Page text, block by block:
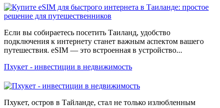
Если вы собираетесь посетить Таиланд, удобство
подключения к интернету станет важным аспектом вашего
путешествия. eSIM — это встроенная в устройство...
Пхукет - инвестиции в недвижимость
Пхукет, остров в Тайланде, стал не только излюбленным